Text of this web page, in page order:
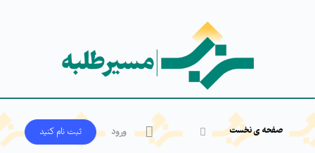
صفحه ی نخست ورود ثبت‌ نام کنید